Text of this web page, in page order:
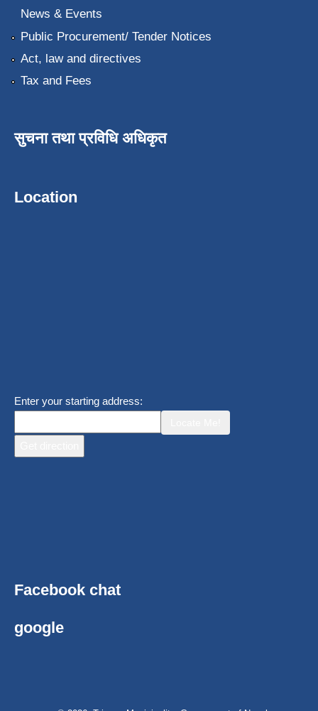
News & Events
Public Procurement/ Tender Notices
Act, law and directives
Tax and Fees
सुचना तथा प्रविधि अधिकृत
Location
Enter your starting address:
Facebook chat
google